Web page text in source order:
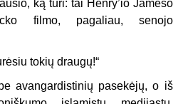
ką turi: tai Henry’io Jameso
filmo, pagaliau, senojo
tokių draugų!“
avangardistinių pasekėjų, o iš